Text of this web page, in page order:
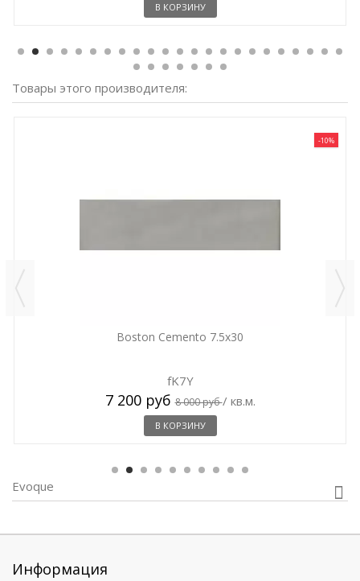
В КОРЗИНУ
Товары этого производителя:
-10%
Boston Cemento 7.5x30
fK7Y
7 200 руб8 000 руб/ кв.м.
В КОРЗИНУ
Evoque
Информация